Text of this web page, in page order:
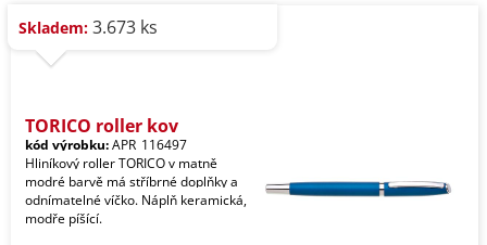
Skladem: 3.673 ks
TORICO roller kov
kód výrobku:APR_116497
Hliníkový roller TORICO v matně
modré barvě má stříbrné doplňky a
odnímatelné víčko. Náplň keramická,
modře píšící.